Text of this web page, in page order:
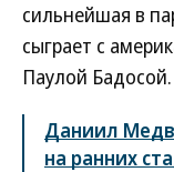
сильнейшая в
сыграет с
Паулой Бадосой.
Даниил
на ранних